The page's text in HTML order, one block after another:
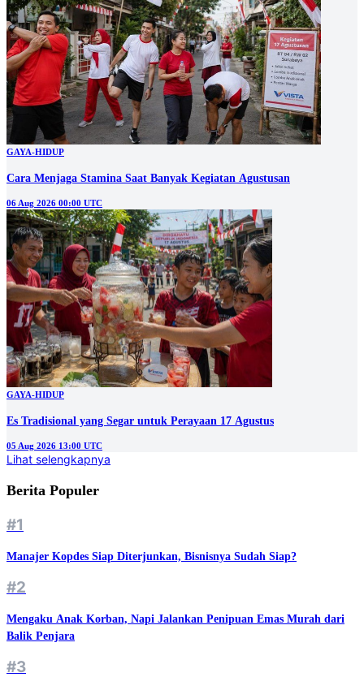
GAYA-HIDUP
Cara Menjaga Stamina Saat Banyak Kegiatan Agustusan
06 Aug 2026 00:00 UTC
GAYA-HIDUP
Es Tradisional yang Segar untuk Perayaan 17 Agustus
05 Aug 2026 13:00 UTC
Lihat selengkapnya
Berita Populer
#1
Manajer Kopdes Siap Diterjunkan, Bisnisnya Sudah Siap?
#2
Mengaku Anak Korban, Napi Jalankan Penipuan Emas Murah dari
Balik Penjara
#3